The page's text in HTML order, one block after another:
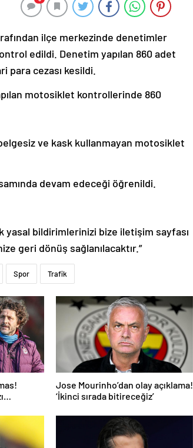
ilçe merkezinde denetimler
edildi. Denetim yapılan 860 adet
para cezası kesildi.
motosiklet kontrollerinde 860
ve kask kullanmayan motosiklet
devam edeceği öğrenildi.
yasal bildirimlerinizi bize iletişim sayfası
geri dönüş sağlanılacaktır.”
Spor Trafik
Jose Mourinho’dan olay açıklama!
‘İkinci sırada bitireceğiz’